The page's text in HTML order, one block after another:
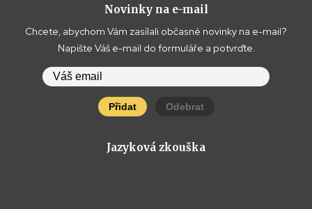
Novinky na e-mail
Chcete, abychom Vám zasílali občasné novinky na e-mail?
Napište Váš e-mail do formuláře a potvrďte.
Přidat Odebrat
Jazyková zkouška